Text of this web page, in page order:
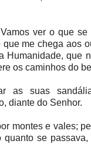
ver o que se
me chega aos
Humanidade, que
os caminhos do
as suas
diante do Senhor.
montes e vales;
quanto se